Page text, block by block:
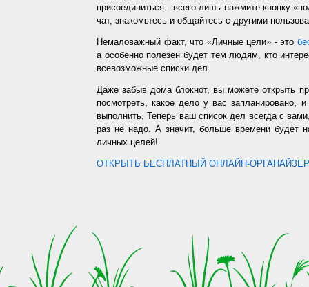
присоединиться - всего лишь нажмите кнопку
чат, знакомьтесь и общайтесь с другими
Немаловажный факт, что «Личные цели» - это
а особенно полезен будет тем людям, кто
всевозможные списки дел.
Даже забыв дома блокнот, вы можете открыть
посмотреть, какое дело у вас запланировано,
выполнить. Теперь ваш список дел всегда с
раз не надо. А значит, больше времени будет
личных целей!
ОТКРЫТЬ БЕСПЛАТНЫЙ ОНЛАЙН-